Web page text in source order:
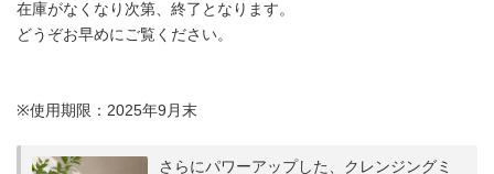
在庫がなくなり次第、終了となります。
どうぞお早めにご覧ください。
※使用期限：2025年9月末
さらにパワーアップした、クレンジングミ